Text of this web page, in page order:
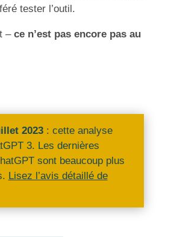
tester l’outil.
– ce n’est pas encore pas au
2023: cette analyse
3. Les dernières
sont beaucoup plus
Lisez l’avis détaillé de